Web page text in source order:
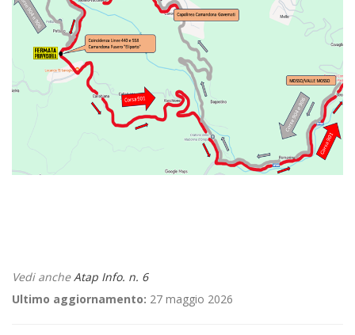
Vedi anche Atap Info. n. 6
Ultimo aggiornamento: 27 maggio 2026